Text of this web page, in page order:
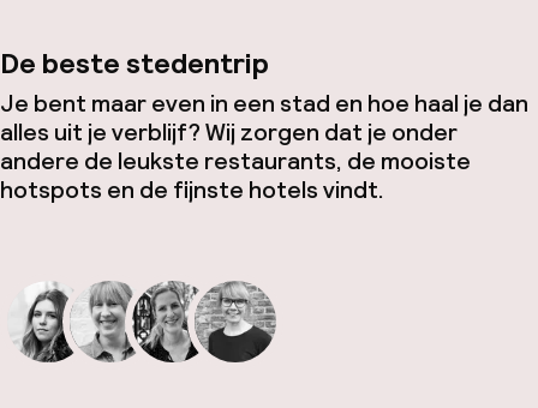
De beste stedentrip
Je bent maar even in een stad en hoe haal je dan
alles uit je verblijf? Wij zorgen dat je onder
andere de leukste restaurants, de mooiste
hotspots en de fijnste hotels vindt.